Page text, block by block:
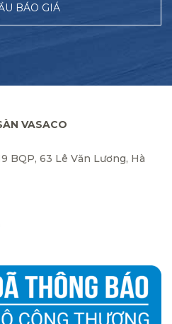
BÁO GIÁ
VASACO
BQP, 63 Lê Văn Lương, Hà